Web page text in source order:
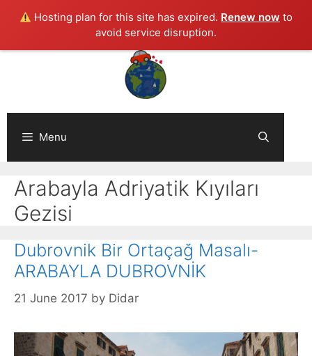
Hosting plan for this site has expired. Renew now to
avoid service disruption.
Menu
Arabayla Adriyatik Kıyıları
Gezisi
Dubrovnik Bir Ortaçağ Masalı-
ARABAYLA DUBROVNİK
21 June 2017 by Didar